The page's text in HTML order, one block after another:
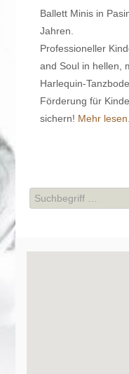
Ballett Minis in
Jahren.
Professioneller
and Soul in hellen,
Harlequin-
Förderung für
sichern! Mehr
Suche
nach: